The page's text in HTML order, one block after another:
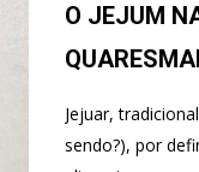
O JEJUM
Jejuar,
sendo?), por